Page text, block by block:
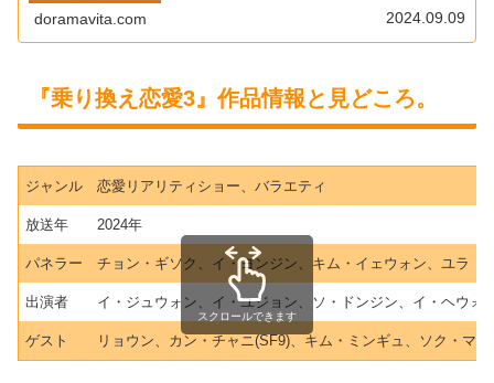
doramavita.com 2024.09.09
『乗り換え恋愛3』作品情報と見どころ。
ジャンル 恋愛リアリティショー、バラエティ
放送年 2024年
パネラー チョン・ギソク、イ・ヨンジン、キム・イェウォン、ユラ
出演者 イ・ジュウォン、イ・ユジョン、ソ・ドンジン、イ・ヘウ
ゲスト リョウン、カン・チャニ(SF9)、キム・ミンギュ、ソク・マ
スクロールできます